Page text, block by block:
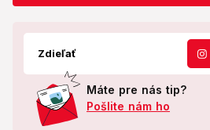
Zdieľať
Máte pre nás tip?
Pošlite nám ho